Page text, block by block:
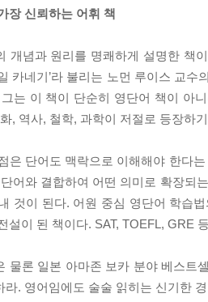
장 신뢰하는 어휘 책
개념과 원리를 명쾌하게 설명한 책
카네기’라 불리는 노먼 루이스 교
는 이 책이 단순히 영단어 책이 아
, 역사, 철학, 과학이 저절로 등장하
은 단어도 맥락으로 이해해야 한다
어와 결합하여 어떤 의미로 확장되
것이 된다. 어원 중심 영단어 학습
설이 된 책이다. SAT, TOEFL, GRE
물론 일본 아마존 보카 분야 베스트
라. 영어임에도 술술 읽히는 신기한